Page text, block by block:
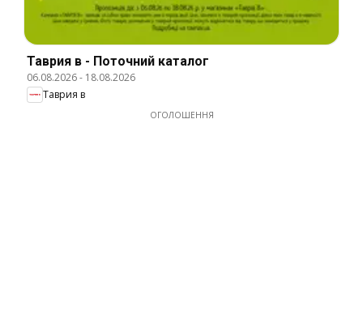
Таврия в - Поточний каталог
06.08.2026- 18.08.2026
Таврия в
ОГОЛОШЕННЯ